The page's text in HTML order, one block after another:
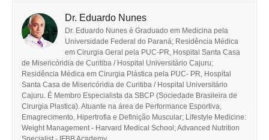
Dr. Eduardo Nunes
Dr. Eduardo Nunes é Graduado em Medicina pela
Universidade Federal do Paraná; Residência Médica
em Cirurgia Geral pela PUC-PR, Hospital Santa Casa
de Misericóridia de Curitiba / Hospital Universitário Cajuru;
Residência Médica em Cirurgia Plástica pela PUC- PR, Hospital
Santa Casa de Misericóridia de Curitiba / Hospital Universitário
Cajuru. É Membro Especialista da SBCP (Sociedade Brasileira de
Cirurgia Plastica). Atuante na área de Performance Esportiva,
Emagrecimento, Hipertrofia e Definição Muscular; Lifestyle Medicine:
Weight Management - Harvard Medical School; Advanced Nutrition